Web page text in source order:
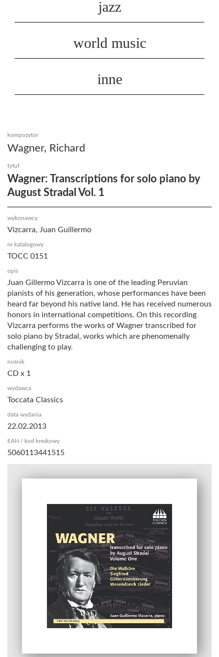
jazz
world music
inne
kompozytor
Wagner, Richard
tytuł
Wagner: Transcriptions for solo piano by
August Stradal Vol. 1
wykonawcy
Vizcarra, Juan Guillermo
nr katalogowy
TOCC 0151
opis
Juan Gillermo Vizcarra is one of the leading Peruvian
pianists of his generation, whose performances have been
heard far beyond his native land. He has received numerous
honors in international competitions. On this recording
Vizcarra performs the works of Wagner transcribed for
solo piano by Stradal, works which are phenomenally
challenging to play.
nośnik
CD x 1
wydawca
Toccata Classics
data wydania
22.02.2013
EAN / kod kreskowy
5060113441515